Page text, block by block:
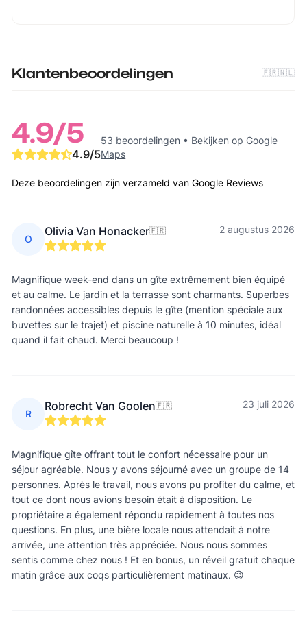
Klantenbeoordelingen 🇫🇷🇳🇱
4.9/5
4.9/5
53 beoordelingen • Bekijken op Google
Maps
Deze beoordelingen zijn verzameld van Google Reviews
O
Olivia Van Honacker🇫🇷 2 augustus 2026
Magnifique week-end dans un gîte extrêmement bien équipé
et au calme. Le jardin et la terrasse sont charmants. Superbes
randonnées accessibles depuis le gîte (mention spéciale aux
buvettes sur le trajet) et piscine naturelle à 10 minutes, idéal
quand il fait chaud. Merci beaucoup !
R
Robrecht Van Goolen🇫🇷 23 juli 2026
Magnifique gîte offrant tout le confort nécessaire pour un
séjour agréable. Nous y avons séjourné avec un groupe de 14
personnes. Après le travail, nous avons pu profiter du calme, et
tout ce dont nous avions besoin était à disposition. Le
propriétaire a également répondu rapidement à toutes nos
questions. En plus, une bière locale nous attendait à notre
arrivée, une attention très appréciée. Nous nous sommes
sentis comme chez nous ! Et en bonus, un réveil gratuit chaque
matin grâce aux coqs particulièrement matinaux. 😉